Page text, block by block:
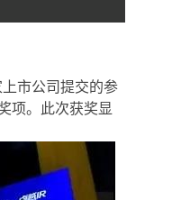
市公司提交的参
项。此次获奖显